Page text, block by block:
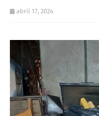
abril 17, 2024